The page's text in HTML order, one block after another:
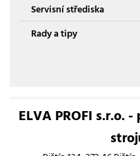
Servisní střediska
Rady a tipy
ELVA PROFI s.r.o.